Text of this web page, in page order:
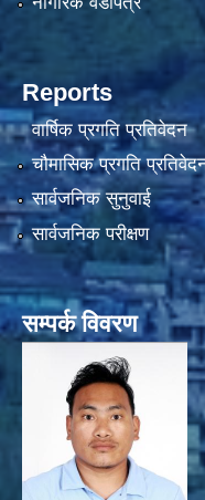
Reports
वार्षिक प्रगति प्रतिवेदन
चौमासिक प्रगति
सार्वजनिक सुनुवाई
सार्वजनिक परीक्षण
सम्पर्क विवरण